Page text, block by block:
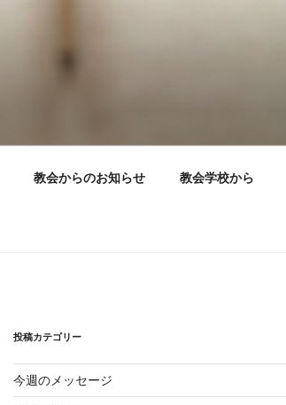
教会からのお知らせ 教会学校から
投稿カテゴリー
今週のメッセージ